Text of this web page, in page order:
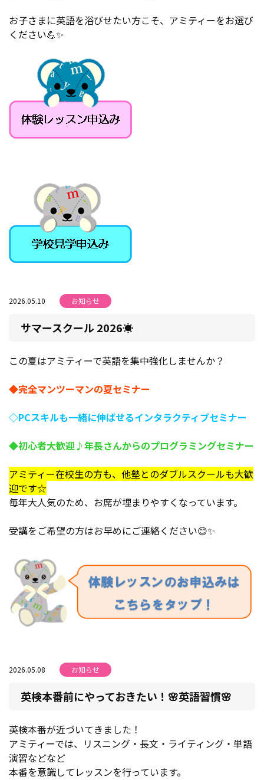
お子さまに英語を浴びせたい方こそ、アミティーをお選び
ください💪✨
2026.05.10 お知らせ
サマースクール 2026☀
この夏はアミティーで英語を集中強化しませんか？
◆完全マンツーマンの夏セミナー
◇PCスキルも一緒に伸ばせるインタラクティブセミナー
◆初心者大歓迎♪年長さんからのプログラミングセミナー
アミティー在校生の方も、他塾とのダブルスクールも大歓
迎です☆
毎年大人気のため、お席が埋まりやすくなっています。
受講をご希望の方はお早めにご連絡ください😊✨
2026.05.08 お知らせ
英検本番前にやっておきたい！🌸英語習慣🌸
英検本番が近づいてきました！
アミティーでは、リスニング・長文・ライティング・単語
演習などなど
本番を意識してレッスンを行っています。